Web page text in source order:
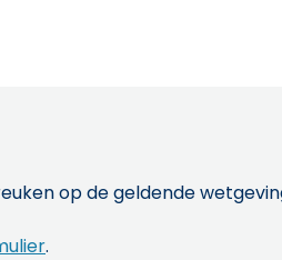
op de geldende
.